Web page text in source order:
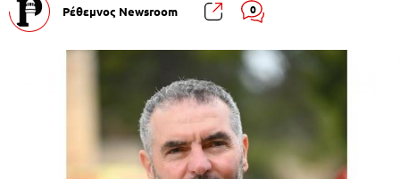
Ρέθεμνος Newsroom 0